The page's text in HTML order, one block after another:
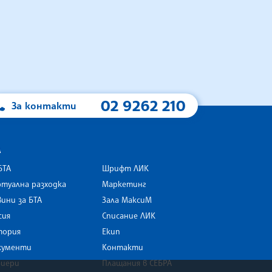
За контакти 02 9262 210
разходка
за БТА
Шрифт ЛИК
Маркетинг
Зала МаксиМ
Списание ЛИК
Екип
Контакти
Плащания в СЕБРА